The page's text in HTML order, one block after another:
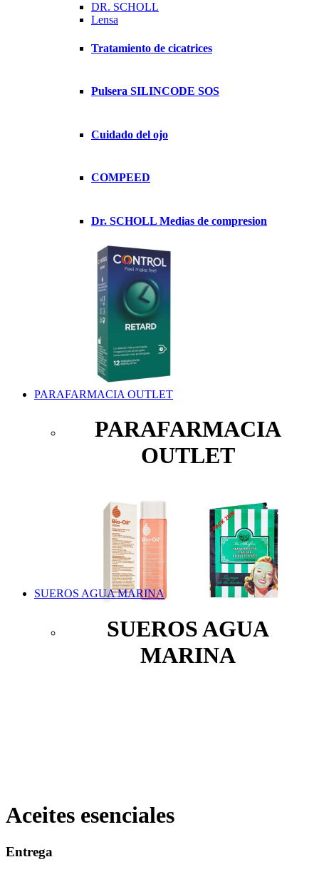
DR. SCHOLL
Lensa
Tratamiento de cicatrices
Pulsera SILINCODE SOS
Cuidado del ojo
COMPEED
Dr. SCHOLL Medias de compresion
PARAFARMACIA OUTLET
PARAFARMACIA
OUTLET
SUEROS AGUA MARINA
SUEROS AGUA
MARINA
Aceites esenciales
Entrega